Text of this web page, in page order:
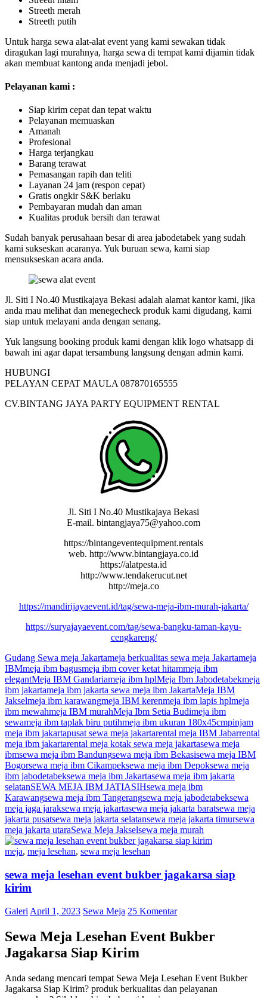
Streeth merah
Streeth putih
Untuk harga sewa alat-alat event yang kami sewakan tidak
diragukan lagi murahnya, harga sewa di tempat kami dijamin tidak
akan membuat kantong anda menjadi jebol.
Pelayanan kami :
Siap kirim cepat dan tepat waktu
Pelayanan memuaskan
Amanah
Profesional
Harga terjangkau
Barang terawat
Pemasangan rapih dan teliti
Layanan 24 jam (respon cepat)
Gratis ongkir S&K berlaku
Pembayaran mudah dan aman
Kualitas produk bersih dan terawat
Sudah banyak perusahaan besar di area jabodetabek yang sudah
kami sukseskan acaranya. Yuk buruan sewa, kami siap
mensukseskan acara anda.
Jl. Siti I No.40 Mustikajaya Bekasi adalah alamat kantor kami, jika
anda mau melihat dan menegecheck produk kami digudang, kami
siap untuk melayani anda dengan senang.
Yuk langsung booking produk kami dengan klik logo whatsapp di
bawah ini agar dapat tersambung langsung dengan admin kami.
HUBUNGI
PELAYAN CEPAT MAULA 087870165555
CV.BINTANG JAYA PARTY EQUIPMENT RENTAL
Jl. Siti I No.40 Mustikajaya Bekasi
E-mail. bintangjaya75@yahoo.com
https://bintangeventequipment.rentals
web. http://www.bintangjaya.co.id
https://alatpesta.id
http://www.tendakerucut.net
http://meja.co
https://mandirijayaevent.id/tag/sewa-meja-ibm-murah-jakarta/
https://suryajayaevent.com/tag/sewa-bangku-taman-kayu-
cengkareng/
Gudang Sewa meja Jakartameja berkualitas sewa meja Jakartameja
IBMmeja ibm bagusmeja ibm cover ketat hitammeja ibm
elegantMeja IBM Gandariameja ibm hplMeja Ibm Jabodetabekmeja
ibm jakartameja ibm jakarta sewa meja ibm JakartaMeja IBM
Jakselmeja ibm karawangmeja IBM kerenmeja ibm lapis hplmeja
ibm mewahmeja IBM murahMeja Ibm Setia Budimeja ibm
sewameja ibm taplak biru putihmeja ibm ukuran 180x45cmpinjam
meja ibm jakartapusat sewa meja jakartarental meja IBM Jabarrental
meja ibm jakartarental meja kotak sewa meja jakartasewa meja
ibmsewa meja ibm Bandungsewa meja ibm Bekasisewa meja IBM
Bogorsewa meja ibm Cikampeksewa meja ibm Depoksewa meja
ibm jabodetabeksewa meja ibm Jakartasewa meja ibm jakarta
selatanSEWA MEJA IBM JATIASIHsewa meja ibm
Karawangsewa meja ibm Tangerangsewa meja jabodetabeksewa
meja jaga jaraksewa meja jakartasewa meja jakarta baratsewa meja
jakarta pusatsewa meja jakarta selatansewa meja jakarta timursewa
meja jakarta utaraSewa Meja Jakselsewa meja murah
meja, meja lesehan, sewa meja lesehan
sewa meja lesehan event bukber jagakarsa siap
kirim
Galeri April 1, 2023 Sewa Meja 25 Komentar
Sewa Meja Lesehan Event Bukber
Jagakarsa Siap Kirim
Anda sedang mencari tempat Sewa Meja Lesehan Event Bukber
Jagakarsa Siap Kirim? produk berkualitas dan pelayanan